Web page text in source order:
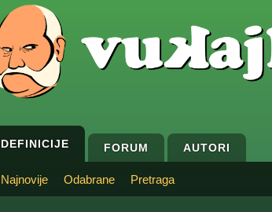
DEFINICIJE FORUM AUTORI
Najnovije Odabrane Pretraga